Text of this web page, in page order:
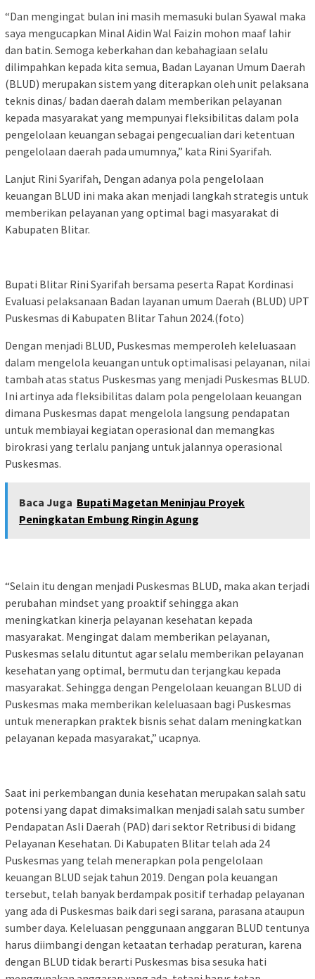
“Dan mengingat bulan ini masih memasuki bulan Syawal maka
saya mengucapkan Minal Aidin Wal Faizin mohon maaf lahir
dan batin. Semoga keberkahan dan kebahagiaan selalu
dilimpahkan kepada kita semua, Badan Layanan Umum Daerah
(BLUD) merupakan sistem yang diterapkan oleh unit pelaksana
teknis dinas/ badan daerah dalam memberikan pelayanan
kepada masyarakat yang mempunyai fleksibilitas dalam pola
pengelolaan keuangan sebagai pengecualian dari ketentuan
pengelolaan daerah pada umumnya,” kata Rini Syarifah.
Lanjut Rini Syarifah, Dengan adanya pola pengelolaan
keuangan BLUD ini maka akan menjadi langkah strategis untuk
memberikan pelayanan yang optimal bagi masyarakat di
Kabupaten Blitar.
Bupati Blitar Rini Syarifah bersama peserta Rapat Kordinasi
Evaluasi pelaksanaan Badan layanan umum Daerah (BLUD) UPT
Puskesmas di Kabupaten Blitar Tahun 2024.(foto)
Dengan menjadi BLUD, Puskesmas memperoleh keleluasaan
dalam mengelola keuangan untuk optimalisasi pelayanan, nilai
tambah atas status Puskesmas yang menjadi Puskesmas BLUD.
Ini artinya ada fleksibilitas dalam pola pengelolaan keuangan
dimana Puskesmas dapat mengelola langsung pendapatan
untuk membiayai kegiatan operasional dan memangkas
birokrasi yang terlalu panjang untuk jalannya operasional
Puskesmas.
Baca Juga Bupati Magetan Meninjau Proyek
Peningkatan Embung Ringin Agung
“Selain itu dengan menjadi Puskesmas BLUD, maka akan terjadi
perubahan mindset yang proaktif sehingga akan
meningkatkan kinerja pelayanan kesehatan kepada
masyarakat. Mengingat dalam memberikan pelayanan,
Puskesmas selalu dituntut agar selalu memberikan pelayanan
kesehatan yang optimal, bermutu dan terjangkau kepada
masyarakat. Sehingga dengan Pengelolaan keuangan BLUD di
Puskesmas maka memberikan keleluasaan bagi Puskesmas
untuk menerapkan praktek bisnis sehat dalam meningkatkan
pelayanan kepada masyarakat,” ucapnya.
Saat ini perkembangan dunia kesehatan merupakan salah satu
potensi yang dapat dimaksimalkan menjadi salah satu sumber
Pendapatan Asli Daerah (PAD) dari sektor Retribusi di bidang
Pelayanan Kesehatan. Di Kabupaten Blitar telah ada 24
Puskesmas yang telah menerapkan pola pengelolaan
keuangan BLUD sejak tahun 2019. Dengan pola keuangan
tersebut, telah banyak berdampak positif terhadap pelayanan
yang ada di Puskesmas baik dari segi sarana, parasana ataupun
sumber daya. Keleluasan penggunaan anggaran BLUD tentunya
harus diimbangi dengan ketaatan terhadap peraturan, karena
dengan BLUD tidak berarti Puskesmas bisa sesuka hati